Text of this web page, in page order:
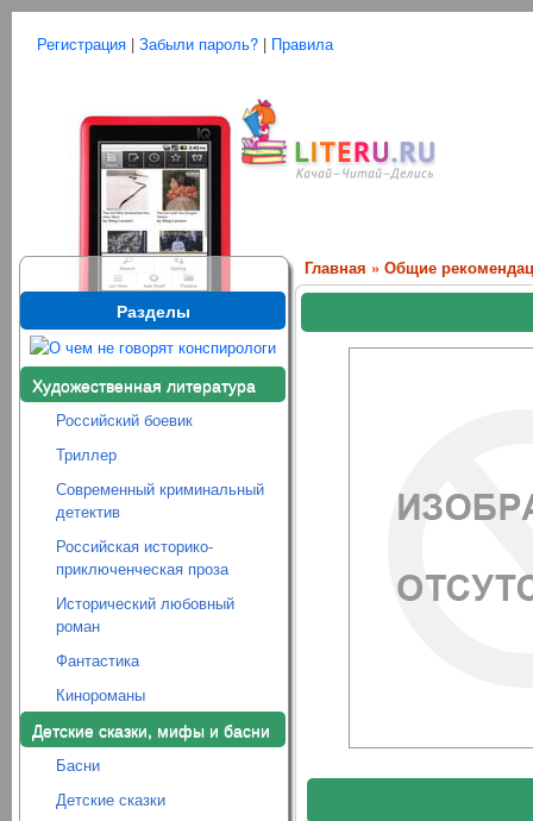
Регистрация | Забыли пароль? | Правила
Разделы
Художественная литература
Российский боевик
Триллер
Современный криминальный
детектив
Российская историко-
приключенческая проза
Исторический любовный
роман
Фантастика
Кинороманы
Детские сказки, мифы и басни
Басни
Детские сказки
Главная » Общие